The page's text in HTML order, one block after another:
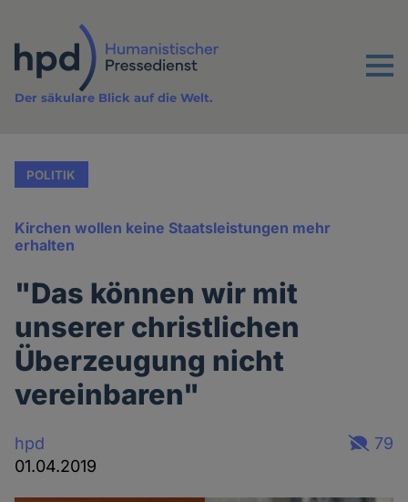
Inhalt
Menu
Der säkulare Blick auf die Welt.
POLITIK
Kirchen wollen keine Staatsleistungen mehr
erhalten
"Das können wir mit
unserer christlichen
Überzeugung nicht
vereinbaren"
hpd
01.04.2019
79